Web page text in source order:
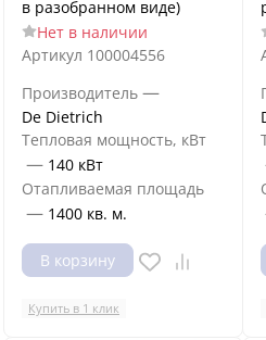
в разобранном виде)
Нет в наличии
Артикул 100004556
Производитель —
De Dietrich
Тепловая мощность, кВт
— 140 кВт
Отапливаемая площадь
— 1400 кв. м.
В корзину
Купить в 1 клик